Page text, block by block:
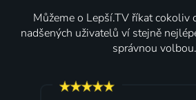
Můžeme o Lepší.TV říkat cokoliv
nadšených uživatelů ví stejně
správnou volbou.